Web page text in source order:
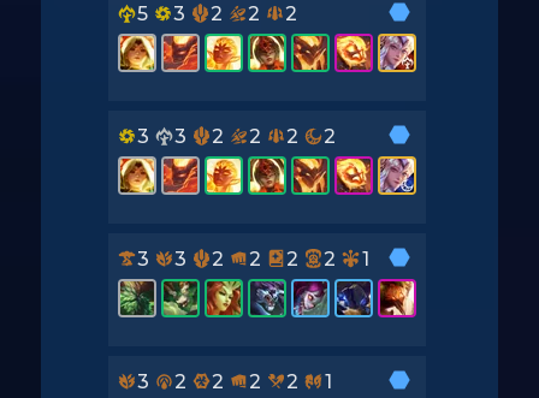
5 3 2 2 2
3 3 2 2 2 2
3 3 2 2 2 2 1
3 2 2 2 2 1